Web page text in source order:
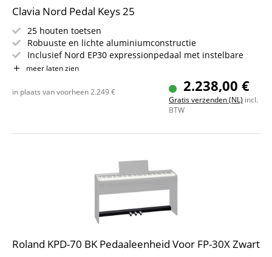
Clavia Nord Pedal Keys 25
25 houten toetsen
Robuuste en lichte aluminiumconstructie
Inclusief Nord EP30 expressionpedaal met instelbare
weerstand
Ontworpen voor precies en expressief hakspel
Bereik C2 tot C4 / MIDI-noten 36 tot 60
meer laten zien
2.238,00 €
Gratis verzenden (NL) incl.
BTW
in plaats van voorheen2.249€
Roland KPD-70 BK Pedaaleenheid Voor FP-30X Zwart